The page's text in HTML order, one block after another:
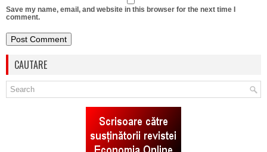
Save my name, email, and website in this browser for the next time I
comment.
CAUTARE